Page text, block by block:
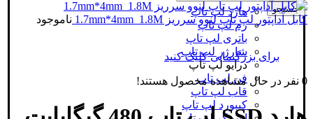
جستجو
هارد لپ تاپ
رم لپ تاپ
باتری لپ تاپ
شارژر لپ تاپ
درایو لپ تاپ
فن لپ تاپ
قاب لپ تاپ
کیبورد لپ تاپ
کابل آداپتور لپ تاپ لنوو سرریز 1.7mm*4mm_1.8M ناموجود
برای بزرگنمایی کلیک کنید
0 نفر در حال مشاهده محصول هستند!